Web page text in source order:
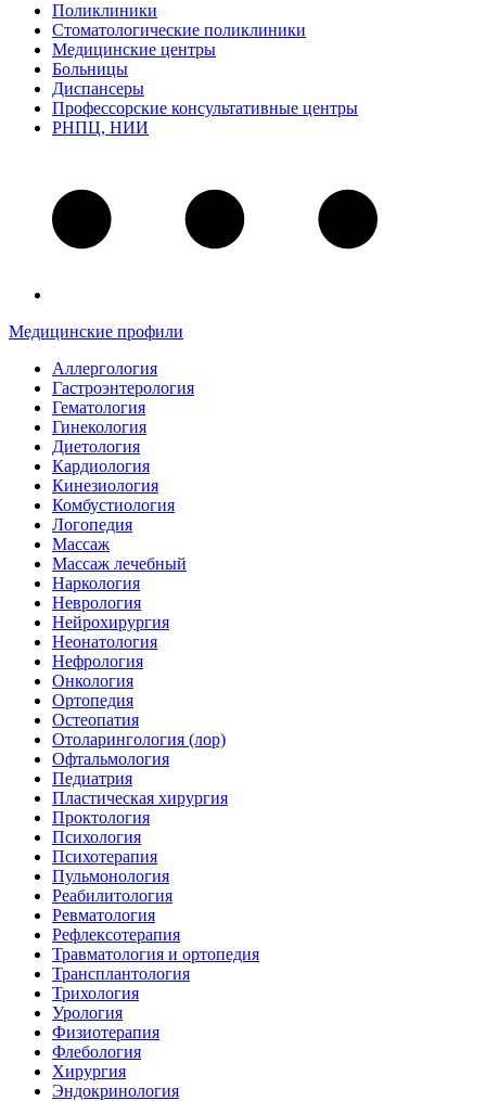
Поликлиники
Стоматологические поликлиники
Медицинские центры
Больницы
Диспансеры
Профессорские консультативные центры
РНПЦ, НИИ
Медицинские профили
Аллергология
Гастроэнтерология
Гематология
Гинекология
Диетология
Кардиология
Кинезиология
Комбустиология
Логопедия
Массаж
Массаж лечебный
Наркология
Неврология
Нейрохирургия
Неонатология
Нефрология
Онкология
Ортопедия
Остеопатия
Отоларингология (лор)
Офтальмология
Педиатрия
Пластическая хирургия
Проктология
Психология
Психотерапия
Пульмонология
Реабилитология
Ревматология
Рефлексотерапия
Травматология и ортопедия
Трансплантология
Трихология
Урология
Физиотерапия
Флебология
Хирургия
Эндокринология